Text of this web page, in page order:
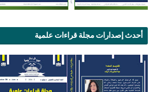
أحدث إصدارات مجلة قراءات علمية